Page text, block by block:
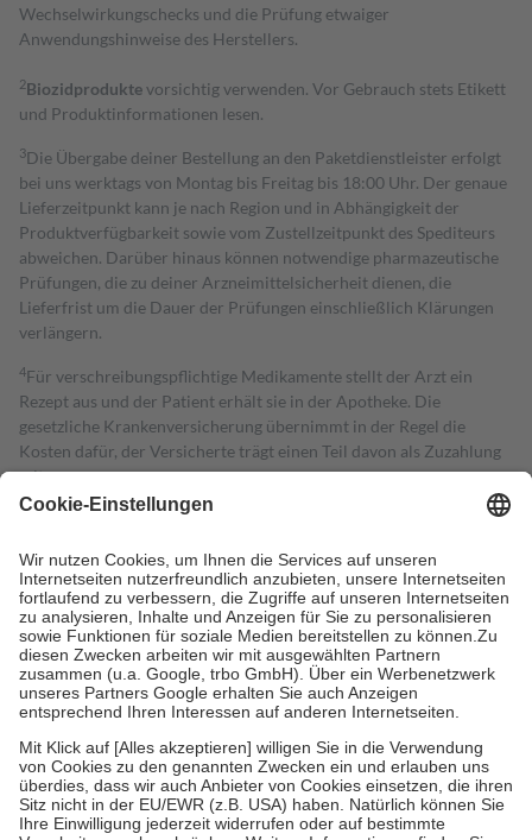
Wechselwirkungschecks und die Prüfung etwaiger
Anwendungshinweise des Herstellers.
2Biozidproduktevorsichtig verwenden. Vor Gebrauch stets Etikett
und Produktinformationen lesen.
3Die Übergabe deiner Bestellung an den Paketdienstleister erfolgt
bei uns werktags von Montag bis Freitag bis 18:00 Uhr. Der genaue
Lieferzeitpunkt kann je nach Region und in Abhängigkeit der
Produktverfügbarkeit sowie vom Zustellzeitpunkt des Spediteurs
abweichen. Darüber hinaus können notwendige pharmazeutische
Prüfungen, die zu deiner Arzneimittelsicherheit dienen, die
Lieferfrist um die Dauer der Prüfungen einschließlich Klärungen
verlängern.
4Für verschreibungspflichtige Medikamente stellt der Arzt ein
Rezept aus und der Patient erhält sie in der Apotheke. Die
gesetzliche Krankenversicherung übernimmt in der Regel die
Kosten dafür, der Versicherte trägt einen Teil davon als Zuzahlung
mit.
Grundsätzlich leisten Mitglieder Zuzahlungen in Höhe von zehn
höchstens zehn Euro.
Es sind jedoch nie mehr als die tatsächlichen
Kosten der Leistung zu entrichten.
Diese Regeln gelten grundsätzlich auch für Online-Apotheken.
Bei Heilmitteln und häuslicher Krankenpflege beträgt die
Zuzahlung zehn Prozent der Kosten sowie zehn Euro je
Verordnung.
Um das Engagement der Versicherten für ihre eigene Gesundheit zu
stärken und die besondere Stellung der Familie zu unterstützen,
fallenkeine Zuzahlungenan bei:
• Kindern und Jugendlichen bis zum vollendeten 18. Lebensjahr
mit Ausnahme der Fahrkosten
• Untersuchungen zur Vorsorge und Früherkennung, die von der